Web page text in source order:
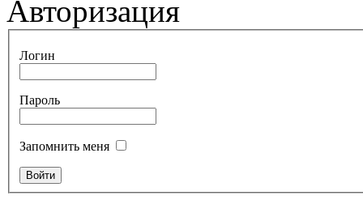
Авторизация
Логин
Пароль
Запомнить меня